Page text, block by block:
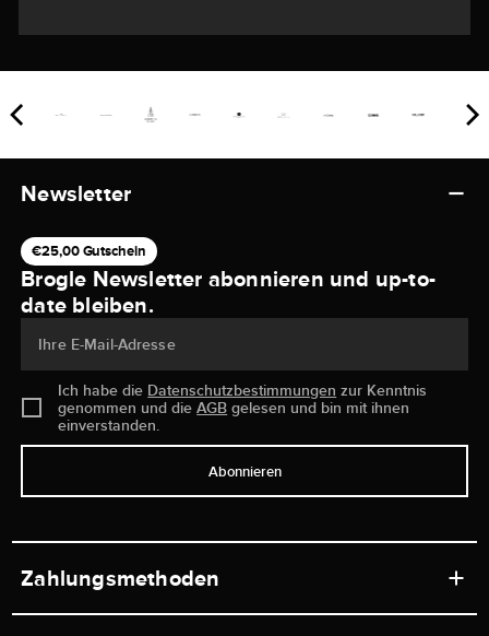
Newsletter
€25,00 Gutschein
Brogle Newsletter abonnieren und up-to-
date bleiben.
Ihre E-Mail-Adresse
Ich habe die Datenschutzbestimmungen zur Kenntnis
genommen und dieAGB gelesen und bin mit ihnen
einverstanden.
Abonnieren
Zahlungsmethoden